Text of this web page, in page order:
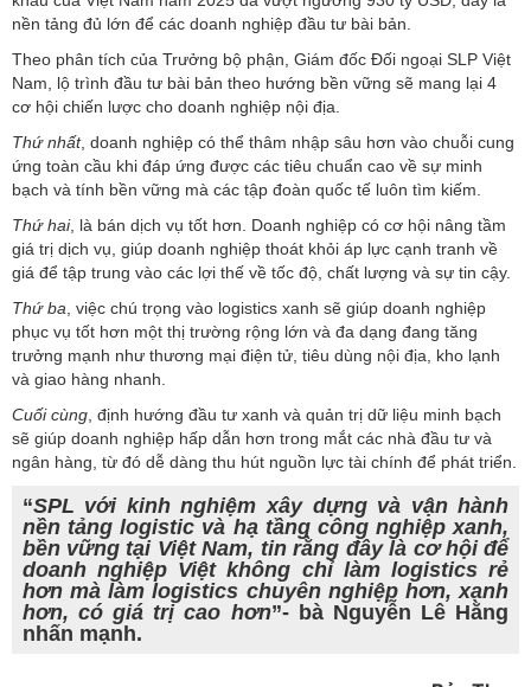
nền tảng đủ lớn để các doanh nghiệp đầu tư bài bản.
Theo phân tích của Trưởng bộ phận, Giám đốc Đối ngoại SLP Việt
Nam, lộ trình đầu tư bài bản theo hướng bền vững sẽ mang lại 4
cơ hội chiến lược cho doanh nghiệp nội địa.
Thứ nhất, doanh nghiệp có thể thâm nhập sâu hơn vào chuỗi cung
ứng toàn cầu khi đáp ứng được các tiêu chuẩn cao về sự minh
bạch và tính bền vững mà các tập đoàn quốc tế luôn tìm kiếm.
Thứ hai, là bán dịch vụ tốt hơn. Doanh nghiệp có cơ hội nâng tầm
giá trị dịch vụ, giúp doanh nghiệp thoát khỏi áp lực cạnh tranh về
giá để tập trung vào các lợi thế về tốc độ, chất lượng và sự tin cậy.
Thứ ba, việc chú trọng vào logistics xanh sẽ giúp doanh nghiệp
phục vụ tốt hơn một thị trường rộng lớn và đa dạng đang tăng
trưởng mạnh như thương mại điện tử, tiêu dùng nội địa, kho lạnh
và giao hàng nhanh.
Cuối cùng, định hướng đầu tư xanh và quản trị dữ liệu minh bạch
sẽ giúp doanh nghiệp hấp dẫn hơn trong mắt các nhà đầu tư và
ngân hàng, từ đó dễ dàng thu hút nguồn lực tài chính để phát triển.
“SPL với kinh nghiệm xây dựng và vận hành
nền tảng logistic và hạ tầng công nghiệp xanh,
bền vững tại Việt Nam, tin rằng đây là cơ hội để
doanh nghiệp Việt không chỉ làm logistics rẻ
hơn mà làm logistics chuyên nghiệp hơn, xanh
hơn, có giá trị cao hơn”- bà Nguyễn Lê Hằng
nhấn mạnh.